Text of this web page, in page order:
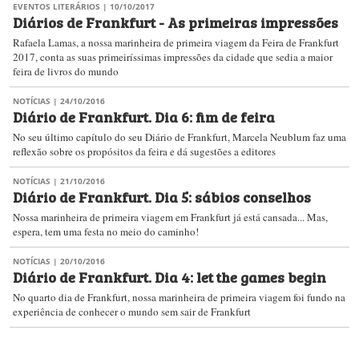
EVENTOS LITERÁRIOS | 10/10/2017
Diários de Frankfurt - As primeiras impressões
Rafaela Lamas, a nossa marinheira de primeira viagem da Feira de Frankfurt
2017, conta as suas primeiríssimas impressões da cidade que sedia a maior
feira de livros do mundo
NOTÍCIAS | 24/10/2016
Diário de Frankfurt. Dia 6: fim de feira
No seu último capítulo do seu Diário de Frankfurt, Marcela Neublum faz uma
reflexão sobre os propósitos da feira e dá sugestões a editores
NOTÍCIAS | 21/10/2016
Diário de Frankfurt. Dia 5: sábios conselhos
Nossa marinheira de primeira viagem em Frankfurt já está cansada... Mas,
espera, tem uma festa no meio do caminho!
NOTÍCIAS | 20/10/2016
Diário de Frankfurt. Dia 4: let the games begin
No quarto dia de Frankfurt, nossa marinheira de primeira viagem foi fundo na
experiência de conhecer o mundo sem sair de Frankfurt